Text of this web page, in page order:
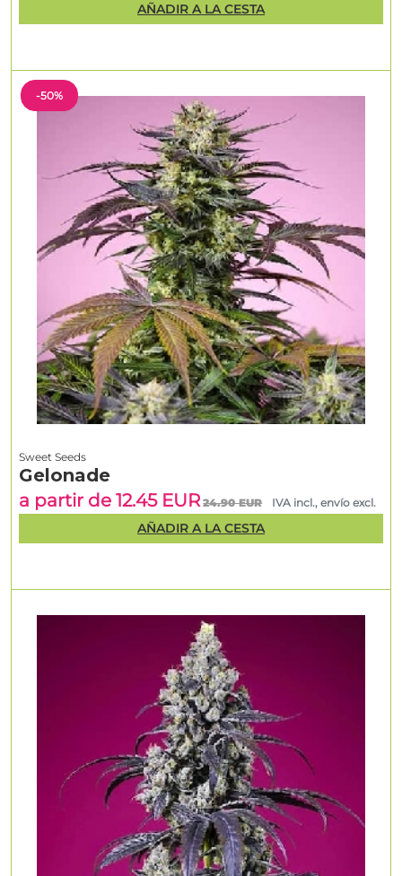
-50%
Sweet Seeds
Gelonade
a partir de 12.45 EUR 24.90 EUR IVA incl., envío excl.
AÑADIR A LA CESTA
AÑADIR A LA CESTA